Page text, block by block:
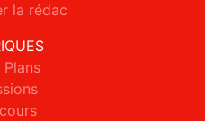
la rédac
Plans